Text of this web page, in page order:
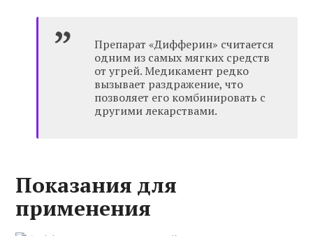
Препарат «Дифферин» считается
одним из самых мягких средств
от угрей. Медикамент редко
вызывает раздражение, что
позволяет его комбинировать с
другими лекарствами.
Показания для
применения